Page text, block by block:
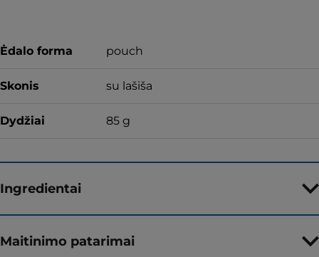
Ėdalo forma pouch
Skonis su lašiša
Dydžiai 85 g
Ingredientai
Maitinimo patarimai